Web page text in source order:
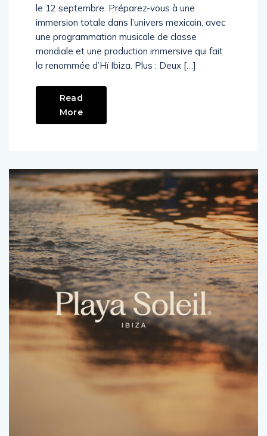
le 12 septembre. Préparez-vous à une
immersion totale dans l’univers mexicain, avec
une programmation musicale de classe
mondiale et une production immersive qui fait
la renommée d’Hï Ibiza. Plus : Deux […]
Read
More